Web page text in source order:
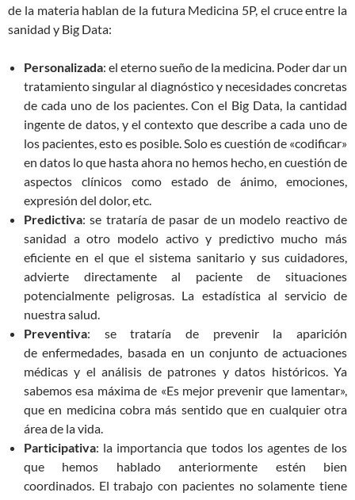
de la materia hablan de la futura Medicina 5P, el cruce entre la
sanidad y Big Data:
Personalizada: el eterno sueño de la medicina. Poder dar un
tratamiento singular al diagnóstico y necesidades concretas
de cada uno de los pacientes. Con el Big Data, la cantidad
ingente de datos, y el contexto que describe a cada uno de
los pacientes, esto es posible. Solo es cuestión de «codificar»
en datos lo que hasta ahora no hemos hecho, en cuestión de
aspectos clínicos como estado de ánimo, emociones,
expresión del dolor, etc.
Predictiva: se trataría de pasar de un modelo reactivo de
sanidad a otro modelo activo y predictivo mucho más
eficiente en el que el sistema sanitario y sus cuidadores,
advierte directamente al paciente de situaciones
potencialmente peligrosas. La estadística al servicio de
nuestra salud.
Preventiva: se trataría de prevenir la aparición
de enfermedades, basada en un conjunto de actuaciones
médicas y el análisis de patrones y datos históricos. Ya
sabemos esa máxima de «Es mejor prevenir que lamentar»,
que en medicina cobra más sentido que en cualquier otra
área de la vida.
Participativa: la importancia que todos los agentes de los
que hemos hablado anteriormente estén bien
coordinados. El trabajo con pacientes no solamente tiene